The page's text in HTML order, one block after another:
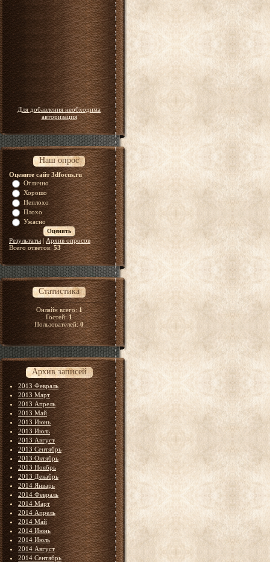
Для добавления необходима
авторизация
Наш опрос
Оцените сайт 3dfocus.ru
Отлично
Хорошо
Неплохо
Плохо
Ужасно
Результаты| Архив опросов
Всего ответов:53
Статистика
Онлайн всего:1
Гостей:1
Пользователей:0
Архив записей
2013 Февраль
2013 Март
2013 Апрель
2013 Май
2013 Июнь
2013 Июль
2013 Август
2013 Сентябрь
2013 Октябрь
2013 Ноябрь
2013 Декабрь
2014 Январь
2014 Февраль
2014 Март
2014 Апрель
2014 Май
2014 Июнь
2014 Июль
2014 Август
2014 Сентябрь